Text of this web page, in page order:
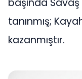
tanınmış;
kazanmıştır.